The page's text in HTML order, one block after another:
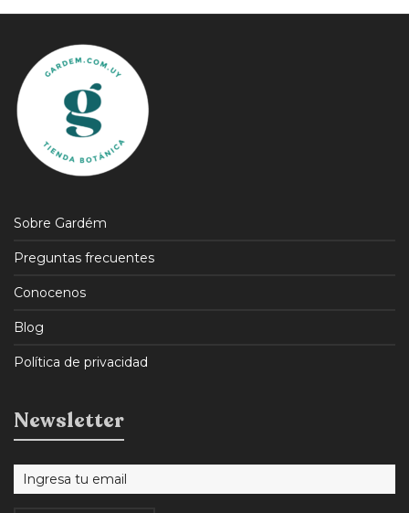
Sobre Gardém
Preguntas frecuentes
Conocenos
Blog
Política de privacidad
Newsletter